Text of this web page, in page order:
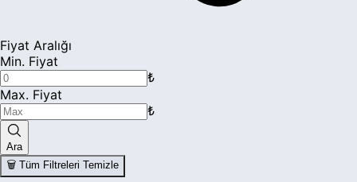
Fiyat Aralığı
Min. Fiyat
₺
Max. Fiyat
₺
Ara
🗑️ Tüm Filtreleri Temizle